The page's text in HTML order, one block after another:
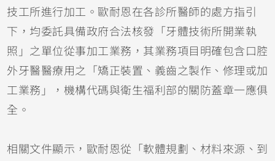
技工所進行加工。歐耐恩在各診所醫師的處方指引
下，均委託具備政府合法核發「牙體技術所開業執
照」之單位從事加工業務，其業務項目明確包含口腔
外牙醫醫療用之「矯正裝置、義齒之製作、修理或加
工業務」，機構代碼與衛生福利部的關防蓋章一應俱
全。
相關文件顯示，歐耐恩從「軟體規劃、材料來源、到